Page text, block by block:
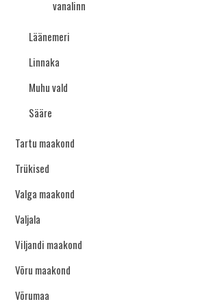
vanalinn
Läänemeri
Linnaka
Muhu vald
Sääre
Tartu maakond
Trükised
Valga maakond
Valjala
Viljandi maakond
Võru maakond
Võrumaa